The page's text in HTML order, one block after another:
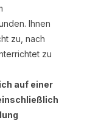
Ihnen
zu, nach
zu
auf einer